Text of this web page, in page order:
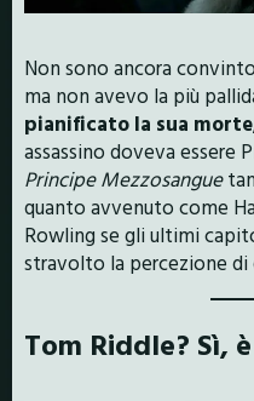
Non sono ancora
ma non avevo la più
pianificato la sua
assassino doveva essere
Principe Mezzosangue
quanto avvenuto come
Rowling se gli ultimi
stravolto la percezione di
Tom Riddle? Sì,